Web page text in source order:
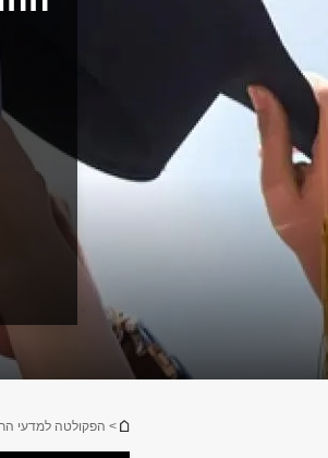
הינך נמצא כאן
> הפקולטה למדעי